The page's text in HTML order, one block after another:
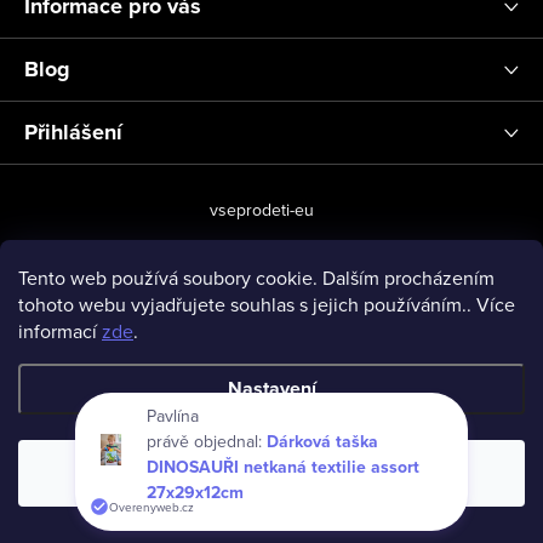
Tento web používá soubory cookie. Dalším procházením
tohoto webu vyjadřujete souhlas s jejich používáním.. Více
informacízde.
Nastavení
Souhlasím
Blog
Přihlášení
vseprodeti-eu
Copyright 2026www.vseprodeti.eu. Všechna práva vyhrazena.
Pavlína
právě objednal: Dárková taška
DINOSAUŘI netkaná textilie assort
27x29x12cm
Overenyweb.cz